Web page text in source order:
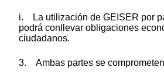
i. La utilización de GEISER por
podrá conllevar obligaciones
ciudadanos.
3. Ambas partes se